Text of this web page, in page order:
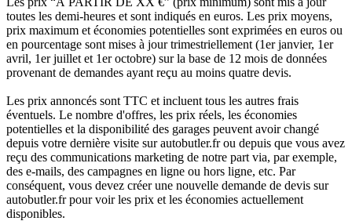
toutes les demi-heures et sont indiqués en euros. Les prix moyens,
prix maximum et économies potentielles sont exprimées en euros ou
en pourcentage sont mises à jour trimestriellement (1er janvier, 1er
avril, 1er juillet et 1er octobre) sur la base de 12 mois de données
provenant de demandes ayant reçu au moins quatre devis.
Les prix annoncés sont TTC et incluent tous les autres frais
éventuels. Le nombre d'offres, les prix réels, les économies
potentielles et la disponibilité des garages peuvent avoir changé
depuis votre dernière visite sur autobutler.fr ou depuis que vous avez
reçu des communications marketing de notre part via, par exemple,
des e-mails, des campagnes en ligne ou hors ligne, etc. Par
conséquent, vous devez créer une nouvelle demande de devis sur
autobutler.fr pour voir les prix et les économies actuellement
disponibles.